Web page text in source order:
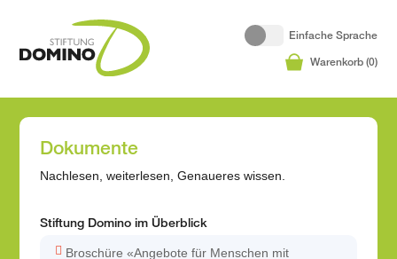
Einfache Sprache
Warenkorb (0)
Dokumente
Nachlesen, weiterlesen, Genaueres wissen.
Stiftung Domino im Überblick
Broschüre «Angebote für Menschen mit